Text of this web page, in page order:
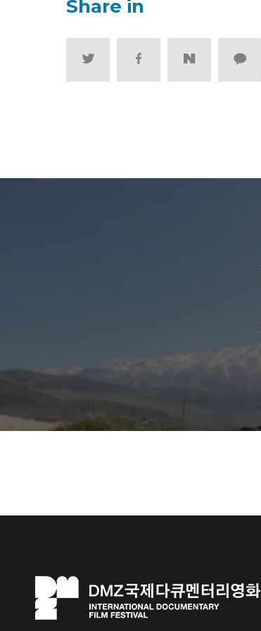
Share in